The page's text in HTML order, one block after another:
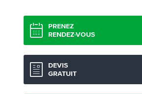
PRENEZ
RENDEZ-VOUS
DEVIS
GRATUIT